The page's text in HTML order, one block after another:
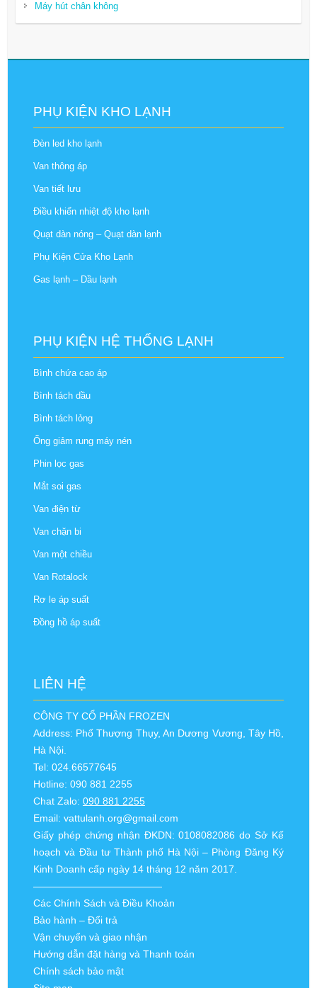
Máy hút chân không
PHỤ KIỆN KHO LẠNH
Đèn led kho lạnh
Van thông áp
Van tiết lưu
Điều khiển nhiệt độ kho lạnh
Quạt dàn nóng – Quạt dàn lạnh
Phụ Kiện Cửa Kho Lạnh
Gas lạnh – Dầu lạnh
PHỤ KIỆN HỆ THỐNG LẠNH
Bình chứa cao áp
Bình tách dầu
Bình tách lỏng
Ống giảm rung máy nén
Phin lọc gas
Mắt soi gas
Van điện từ
Van chặn bi
Van một chiều
Van Rotalock
Rơ le áp suất
Đồng hồ áp suất
LIÊN HỆ
CÔNG TY CỔ PHẦN FROZEN
Address: Phố Thượng Thụy, An Dương Vương, Tây Hồ,
Hà Nội.
Tel: 024.66577645
Hotline: 090 881 2255
Chat Zalo: 090 881 2255
Email: vattulanh.org@gmail.com
Giấy phép chứng nhận ĐKDN: 0108082086 do Sở Kế
hoạch và Đầu tư Thành phố Hà Nội – Phòng Đăng Ký
Kinh Doanh cấp ngày 14 tháng 12 năm 2017.
—————————————
Các Chính Sách và Điều Khoản
Bảo hành – Đổi trả
Vận chuyển và giao nhận
Hướng dẫn đặt hàng và Thanh toán
Chính sách bảo mật